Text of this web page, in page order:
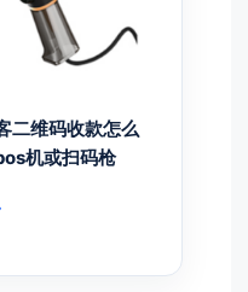
二维码收款怎么
机或扫码枪